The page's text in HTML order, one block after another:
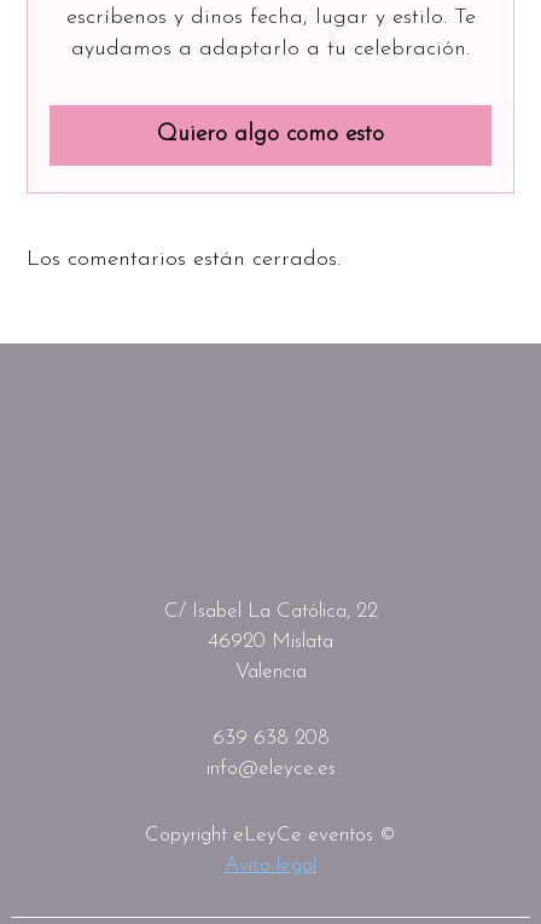
escríbenos y dinos fecha, lugar y estilo. Te
ayudamos a adaptarlo a tu celebración.
Quiero algo como esto
Los comentarios están cerrados.
C/ Isabel La Católica, 22
46920 Mislata
Valencia
639 638 208
info@eleyce.es
Copyright eLeyCe eventos ©
Aviso legal